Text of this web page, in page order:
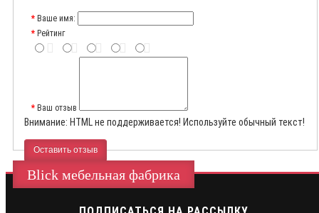
Ваше имя:
Рейтинг
Ваш отзыв
Внимание: HTML не поддерживается! Используйте обычный текст!
Оставить отзыв
Blick мебельная фабрика